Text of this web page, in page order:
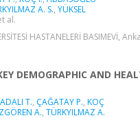
A. S., YÜKSEL
al.
HASTANELERİ BASIMEVİ,
DEMOGRAPHIC AND
ADALI T., ÇAĞATAY P., KOÇ
A., TÜRKYILMAZ A.